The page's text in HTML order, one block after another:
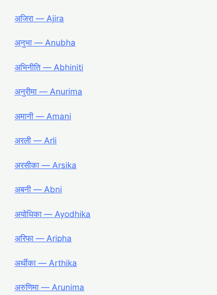
अजिरा ― Ajira
अनुभा ― Anubha
अभिनीति ― Abhiniti
अनुरीमा ― Anurima
अमानी ― Amani
अरली ― Arli
अरसीका ― Arsika
अबनी ― Abni
अयोधिका ― Ayodhika
अरिफा ― Aripha
अर्थीका ― Arthika
अरुणिमा ― Arunima